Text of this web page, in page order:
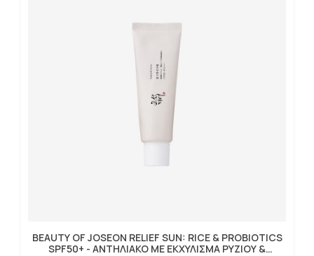
BEAUTY OF JOSEON RELIEF SUN: RICE & PROBIOTICS
SPF50+ - ΑΝΤΗΛΙΑΚΟ ΜΕ ΕΚΧΥΛΙΣΜΑ ΡΥΖΙΟΥ &